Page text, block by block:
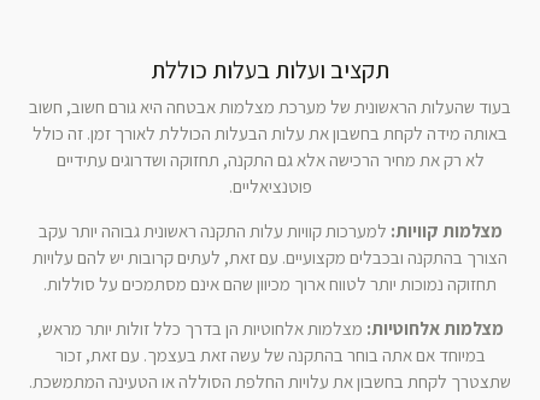
תקציב ועלות בעלות כוללת
בעוד שהעלות הראשונית של מערכת מצלמות אבטחה היא גורם חשוב, חשוב
באותה מידה לקחת בחשבון את עלות הבעלות הכוללת לאורך זמן. זה כולל
לא רק את מחיר הרכישה אלא גם התקנה, תחזוקה ושדרוגים עתידיים
פוטנציאליים.
מצלמות קוויות: למערכות קוויות עלות התקנה ראשונית גבוהה יותר עקב
הצורך בהתקנה ובכבלים מקצועיים. עם זאת, לעתים קרובות יש להם עלויות
תחזוקה נמוכות יותר לטווח ארוך מכיוון שהם אינם מסתמכים על סוללות.
מצלמות אלחוטיות: מצלמות אלחוטיות הן בדרך כלל זולות יותר מראש,
במיוחד אם אתה בוחר בהתקנה של עשה זאת בעצמך. עם זאת, זכור
שתצטרך לקחת בחשבון את עלויות החלפת הסוללה או הטעינה המתמשכת.